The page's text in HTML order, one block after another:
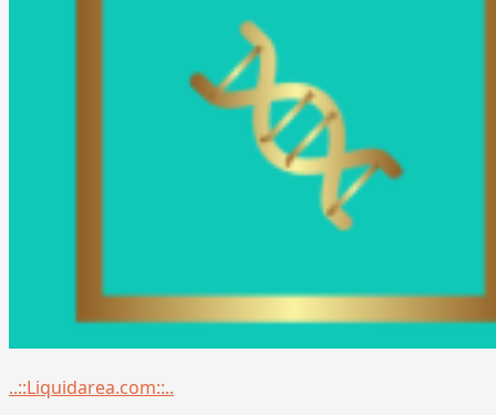
Menu
..::Liquidarea.com::..